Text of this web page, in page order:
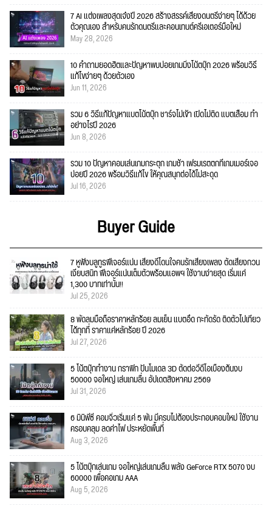
7 AI แต่งเพลงสุดเจ๋งปี 2026 สร้างสรรค์เสียงดนตรีง่ายๆ ได้ด้วย
ตัวคุณเอง สำหรับคนรักดนตรีและคอนเทนต์ครีเอเตอร์มือใหม่
May 28, 2026
10 คำถามยอดฮิตและปัญหาพบบ่อยเกมมิ่งโน้ตบุ๊ก 2026 พร้อมวิธี
แก้ไขง่ายๆ ด้วยตัวเอง
Jun 11, 2026
รวม 6 วิธีแก้ปัญหาแบตโน้ตบุ๊ก ชาร์จไม่เข้า เปิดไม่ติด แบตเสื่อม ทำ
อย่างไรปี 2026
Jun 8, 2026
รวม 10 ปัญหาคอมเล่นเกมกระตุก เกมช้า เฟรมเรตตกที่เกมเมอร์เจอ
บ่อยปี 2026 พร้อมวิธีแก้ไข ให้คุณสนุกต่อได้ไม่สะดุด
Jul 16, 2026
Buyer Guide
7 หูฟังบลูทูธฟีเจอร์แน่น เสียงดีโดนใจคนรักเสียงเพลง ตัดเสียงกวน
เงียบสนิท ฟีเจอร์แน่นเต็มตัวพร้อมแอพฯ ใช้งานง่ายสุด เริ่มแค่
1,300 บาทเท่านั้น!!
Jul 25, 2026
8 พัดลมมือถือราคาหลักร้อย ลมเย็น แบตอึด กะทัดรัด ติดตัวไปเที่ยว
ได้ทุกที่ ราคาแค่หลักร้อย ปี 2026
Jul 27, 2026
5 โน้ตบุ๊กทำงาน กราฟิก ปั้นโมเดล 3D ตัดต่อวีดีโอเบื้องต้นงบ
50000 จอใหญ่ เล่นเกมลื่น อัปเดตสิงหาคม 2569
Jul 31, 2026
6 มินิพีซี คอมจิ๋วเริ่มแค่ 5 พัน มีครบไม่ต้องประกอบคอมใหม่ ใช้งาน
ครอบคลุม ลดค่าไฟ ประหยัดพื้นที่
Aug 3, 2026
5 โน้ตบุ๊กเล่นเกม จอใหญ่เล่นเกมลื่น พลัง GeForce RTX 5070 งบ
60000 เพื่อคอเกม AAA
Aug 5, 2026